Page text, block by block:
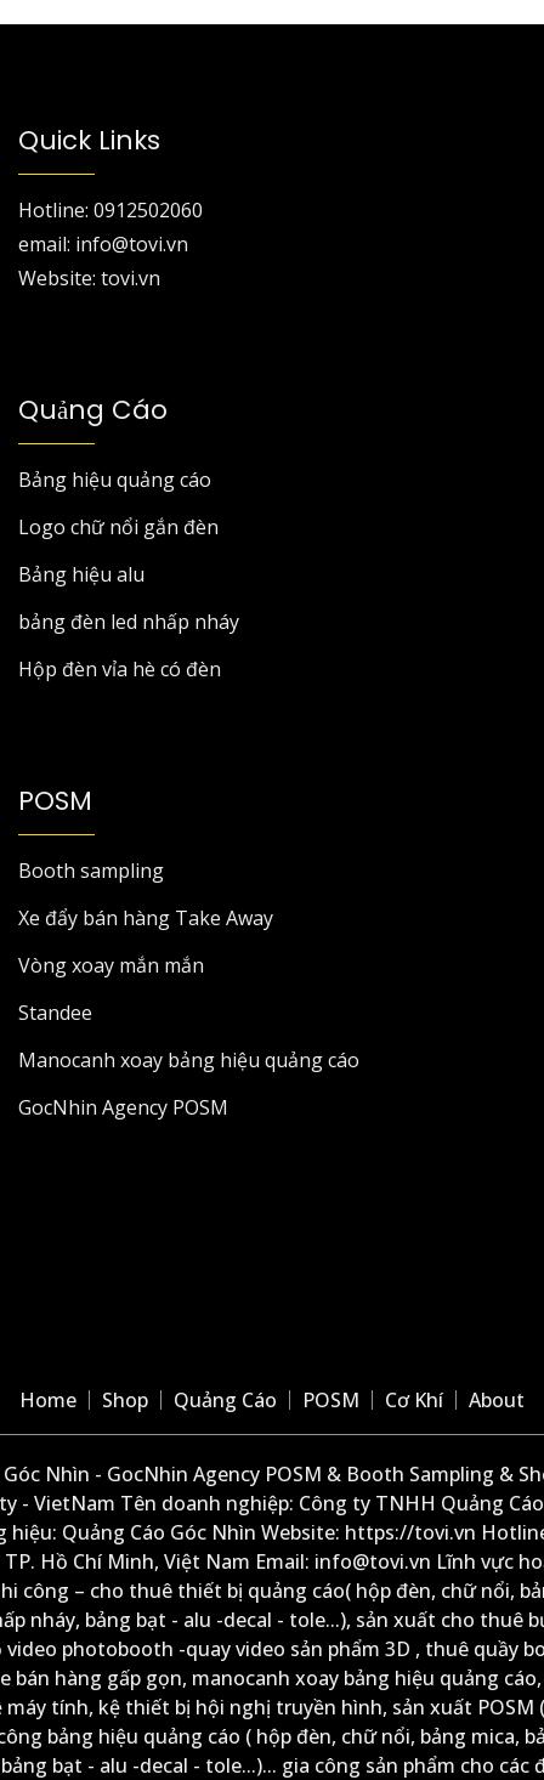
Quick Links
Hotline: 0912502060
email: info@tovi.vn
Website: tovi.vn
Quảng Cáo
Bảng hiệu quảng cáo
Logo chữ nổi gắn đèn
Bảng hiệu alu
bảng đèn led nhấp nháy
Hộp đèn vỉa hè có đèn
POSM
Booth sampling
Xe đẩy bán hàng Take Away
Vòng xoay mắn mắn
Standee
Manocanh xoay bảng hiệu quảng cáo
GocNhin Agency POSM
Home Shop Quảng Cáo POSM Cơ Khí About
Nhìn - GocNhin Agency POSM & Booth Sampling &
- VietNam Tên doanh nghiệp: Công ty TNHH Quảng
Quảng Cáo Góc Nhìn Website: https://tovi.vn
Hồ Chí Minh, Việt Nam Email: info@tovi.vn Lĩnh vực
công – cho thuê thiết bị quảng cáo( hộp đèn, chữ nổi,
nháy, bảng bạt - alu -decal - tole...), sản xuất cho thuê
photobooth -quay video sản phẩm 3D , thuê quầy
bán hàng gấp gọn, manocanh xoay bảng hiệu quảng
tính, kệ thiết bị hội nghị truyền hình, sản xuất POSM
bảng hiệu quảng cáo ( hộp đèn, chữ nổi, bảng mica,
bạt - alu -decal - tole...)... gia công sản phẩm cho các